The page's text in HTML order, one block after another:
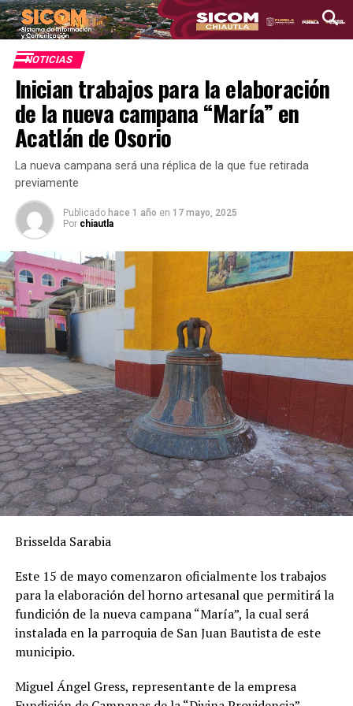
NOTICIAS
Inician trabajos para la elaboración
de la nueva campana “María” en
Acatlán de Osorio
La nueva campana será una réplica de la que fue retirada
previamente
Publicado hace 1 año en 17 mayo, 2025
Por chiautla
Brisselda Sarabia
Este 15 de mayo comenzaron oficialmente los trabajos
para la elaboración del horno artesanal que permitirá la
fundición de la nueva campana “María”, la cual será
instalada en la parroquia de San Juan Bautista de este
municipio.
Miguel Ángel Gress, representante de la empresa